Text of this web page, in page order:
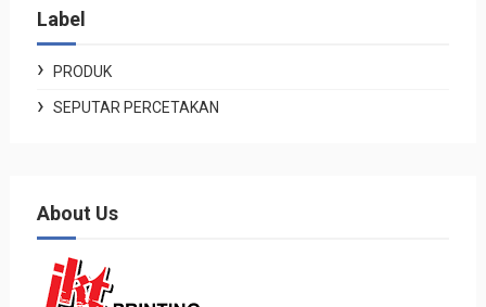
Label
PRODUK
SEPUTAR PERCETAKAN
About Us